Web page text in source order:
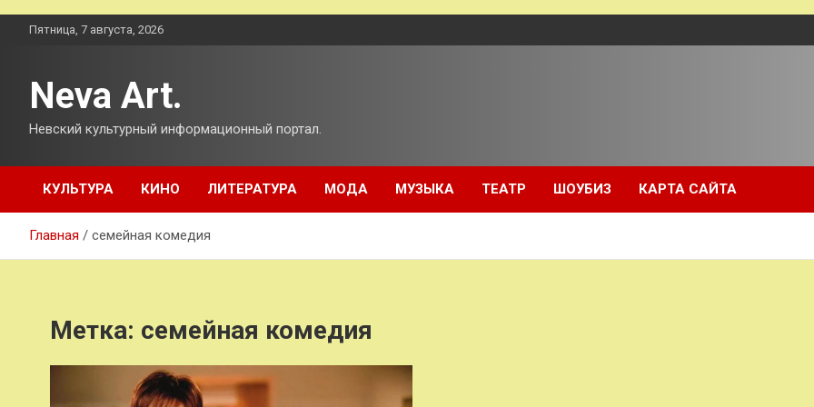
ПерейтиПятница, 7 августа, 2026
Neva Art.
Невский культурный информационный портал.
КУЛЬТУРА КИНО ЛИТЕРАТУРА МОДА МУЗЫКА ТЕАТР ШОУБИЗ КАРТА САЙТА
Главная семейная комедия
Метка: семейная комедия